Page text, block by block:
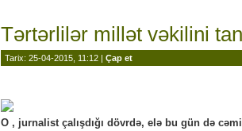
Tərtərlilər millət vəkilini
Tarix: 25-04-2015, 11:12 | Çap et
O , jurnalist çalışdığı dövrdə, elə bu gün də